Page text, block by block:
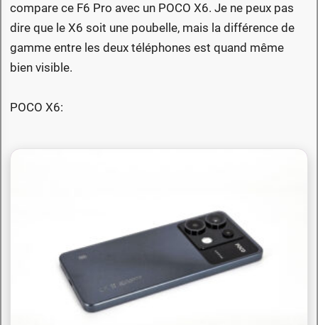
compare ce F6 Pro avec un POCO X6. Je ne peux pas
dire que le X6 soit une poubelle, mais la différence de
gamme entre les deux téléphones est quand même
bien visible.
POCO X6: